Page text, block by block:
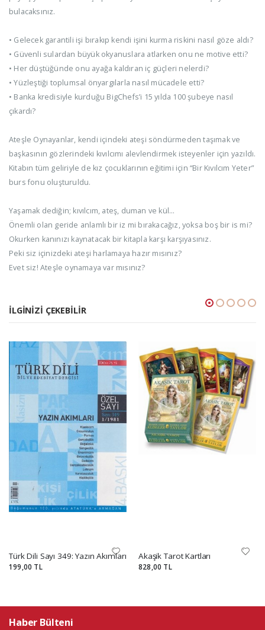
bulacaksınız.
• Gelecek garantili işi bırakıp kendi işini kurma riskini nasıl göze aldı?
• Güvenli sulardan büyük okyanuslara atlarken onu ne motive etti?
• Her düştüğünde onu ayağa kaldıran iç güçleri nelerdi?
• Yüzleştiği toplumsal önyargılarla nasıl mücadele etti?
• Banka kredisiyle kurduğu BigChefs’i 15 yılda 100 şubeye nasıl
çıkardı?
Ateşle Oynayanlar, kendi içindeki ateşi söndürmeden taşımak ve
başkasının gözlerindeki kıvılcımı alevlendirmek isteyenler için yazıldı.
Kitabın tüm geliriyle de kız çocuklarının eğitimi için “Bir Kıvılcım Yeter”
burs fonu oluşturuldu.
Yaşamak dediğin; kıvılcım, ateş, duman ve kül…
Önemli olan geride anlamlı bir iz mi bırakacağız, yoksa boş bir is mi?
Okurken kanınızı kaynatacak bir kitapla karşı karşıyasınız.
Peki siz içinizdeki ateşi harlamaya hazır mısınız?
Evet siz! Ateşle oynamaya var mısınız?
İLGINIZI ÇEKEBILIR
Türk Dili Sayı 349: Yazın Akımları
199,00 TL
Akaşik Tarot Kartları
828,00 TL
Haber Bülteni